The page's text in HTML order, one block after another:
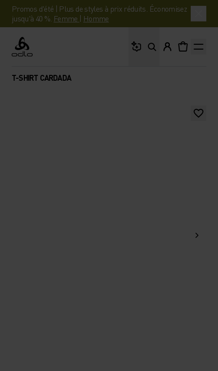
Promos d'été | Plus de styles à prix réduits. Économisez
jusqu'à 40 %. Femme | Homme
Odlo
T-SHIRT CARDADA